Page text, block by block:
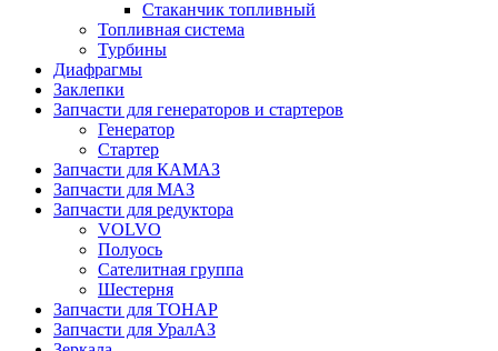
Стаканчик топливный
Топливная система
Турбины
Диафрагмы
Заклепки
Запчасти для генераторов и стартеров
Генератор
Стартер
Запчасти для КАМАЗ
Запчасти для МАЗ
Запчасти для редуктора
VOLVO
Полуось
Сателитная группа
Шестерня
Запчасти для ТОНАР
Запчасти для УралАЗ